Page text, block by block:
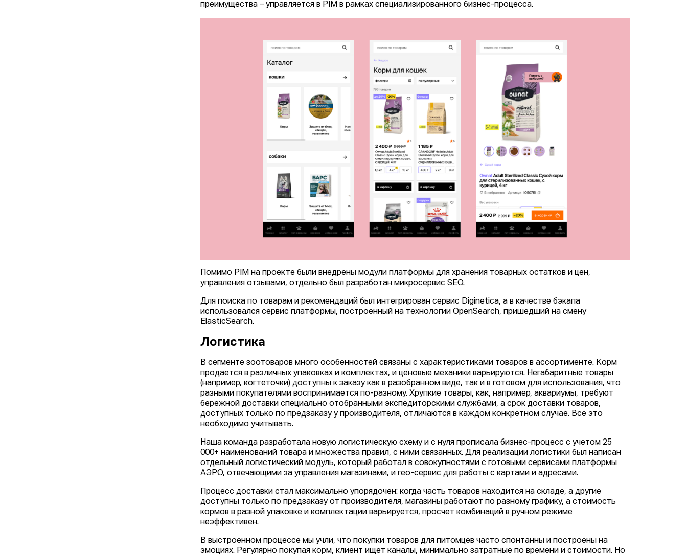
преимущества – управляется в PIM в рамках специализированного бизнес-процесса.
Помимо PIM на проекте были внедрены модули платформы для хранения товарных остатков и цен,
управления отзывами, отдельно был разработан микросервис SEO.
Для поиска по товарам и рекомендаций был интегрирован сервис Diginetica, а в качестве бэкапа
использовался сервис платформы, построенный на технологии OpenSearch, пришедший на смену
ElasticSearch.
Логистика
В сегменте зоотоваров много особенностей связаны с характеристиками товаров в ассортименте. Корм
продается в различных упаковках и комплектах, и ценовые механики варьируются. Негабаритные товары
(например, когтеточки) доступны к заказу как в разобранном виде, так и в готовом для использования, что
разными покупателями воспринимается по-разному. Хрупкие товары, как, например, аквариумы, требуют
бережной доставки специально отобранными экспедиторскими службами, а срок доставки товаров,
доступных только по предзаказу у производителя, отличаются в каждом конкретном случае. Все это
необходимо учитывать.
Наша команда разработала новую логистическую схему и с нуля прописала бизнес-процесс с учетом 25
000+ наименований товара и множества правил, с ними связанных. Для реализации логистики был написан
отдельный логистический модуль, который работал в совокупностями с готовыми сервисами платформы
АЭРО, отвечающими за управления магазинами, и гео-сервис для работы с картами и адресами.
Процесс доставки стал максимально упорядочен: когда часть товаров находится на складе, а другие
доступны только по предзаказу от производителя, магазины работают по разному графику, а стоимость
кормов в разной упаковке и комплектации варьируется, просчет комбинаций в ручном режиме
неэффективен.
В выстроенном процессе мы учли, что покупки товаров для питомцев часто спонтанны и построены на
эмоциях. Регулярно покупая корм, клиент ищет каналы, минимально затратные по времени и стоимости. Но